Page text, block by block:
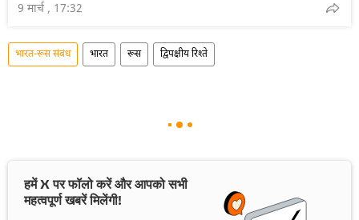
9 मार्च , 17:32
भारत-रूस संबंध भारत रूस द्विपक्षीय रिश्ते
हमें X पर फॉलो करें और आपको सभी
महत्वपूर्ण खबरें मिलेंगी!